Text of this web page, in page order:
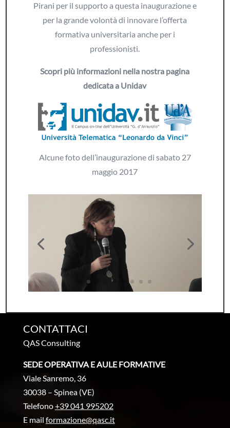
Pirani per il supporto a questa inaugurazione e
per la grande volontà di innovare l’offerta
formativa universitaria anche per i
professionisti.
Scopri più informazioni nella nostra pagina
dedicata a Unidav
Alcune foto dell’inaugurazione di sabato 27
maggio 2017
CONTATTACI
QAS Consulting
SEDE OPERATIVA E AULE FORMATIVE
Viale Sanremo, 36
30038 – Spinea (VE)
Telefono+39 041 995202
E mail formazione@qasc.it